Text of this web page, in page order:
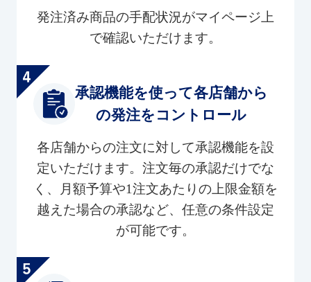
発注済み商品の手配状況がマイページ上
で確認いただけます。
承認機能を使って各店舗から
の発注をコントロール
各店舗からの注文に対して承認機能を設
定いただけます。注文毎の承認だけでな
く、月額予算や1注文あたりの上限金額を
越えた場合の承認など、任意の条件設定
が可能です。